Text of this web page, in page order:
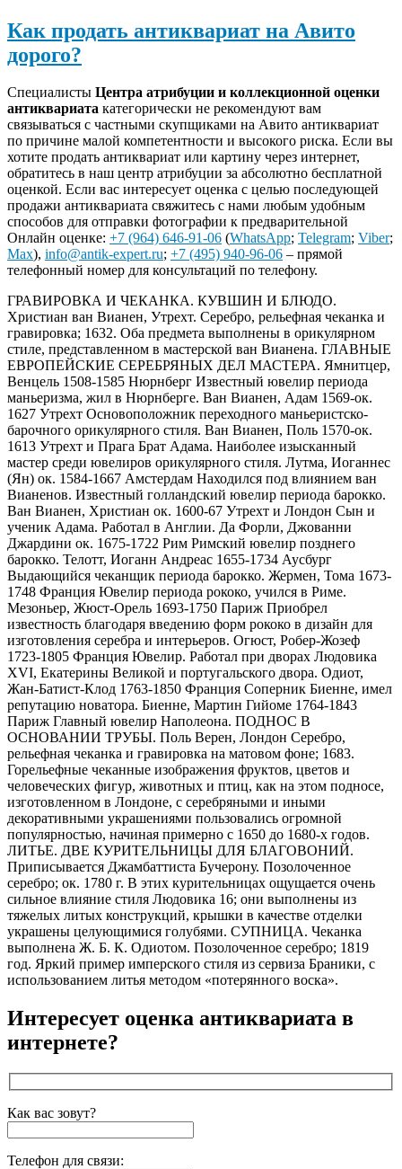
Как продать антиквариат на Авито
дорого?
Специалисты Центра атрибуции и коллекционной оценки
антиквариата категорически не рекомендуют вам
связываться с частными скупщиками на Авито антиквариат
по причине малой компетентности и высокого риска. Если вы
хотите продать антиквариат или картину через интернет,
обратитесь в наш центр атрибуции за абсолютно бесплатной
оценкой. Если вас интересует оценка с целью последующей
продажи антиквариата свяжитесь с нами любым удобным
способов для отправки фотографии к предварительной
Онлайн оценке: +7 (964) 646-91-06 (WhatsApp; Telegram; Viber;
Max), info@antik-expert.ru; +7 (495) 940-96-06 – прямой
телефонный номер для консультаций по телефону.
ГРАВИРОВКА И ЧЕКАНКА. КУВШИН И БЛЮДО.
Христиан ван Вианен, Утрехт. Серебро, рельефная чеканка и
гравировка; 1632. Оба предмета выполнены в орикулярном
стиле, представленном в мастерской ван Вианена. ГЛАВНЫЕ
ЕВРОПЕЙСКИЕ СЕРЕБРЯНЫХ ДЕЛ МАСТЕРА. Ямнитцер,
Венцель 1508-1585 Нюрнберг Известный ювелир периода
маньеризма, жил в Нюрнберге. Ван Вианен, Адам 1569-ок.
1627 Утрехт Основоположник переходного маньеристско-
барочного орикулярного стиля. Ван Вианен, Поль 1570-ок.
1613 Утрехт и Прага Брат Адама. Наиболее изысканный
мастер среди ювелиров орикулярного стиля. Лутма, Иоганнес
(Ян) ок. 1584-1667 Амстердам Находился под влиянием ван
Вианенов. Известный голландский ювелир периода барокко.
Ван Вианен, Христиан ок. 1600-67 Утрехт и Лондон Сын и
ученик Адама. Работал в Англии. Да Форли, Джованни
Джардини ок. 1675-1722 Рим Римский ювелир позднего
барокко. Телотт, Иоганн Андреас 1655-1734 Аусбург
Выдающийся чеканщик периода барокко. Жермен, Тома 1673-
1748 Франция Ювелир периода рококо, учился в Риме.
Мезоньер, Жюст-Орель 1693-1750 Париж Приобрел
известность благодаря введению форм рококо в дизайн для
изготовления серебра и интерьеров. Огюст, Робер-Жозеф
1723-1805 Франция Ювелир. Работал при дворах Людовика
XVI, Екатерины Великой и португальского двора. Одиот,
Жан-Батист-Клод 1763-1850 Франция Соперник Биенне, имел
репутацию новатора. Биенне, Мартин Гийоме 1764-1843
Париж Главный ювелир Наполеона. ПОДНОС В
ОСНОВАНИИ ТРУБЫ. Поль Верен, Лондон Серебро,
рельефная чеканка и гравировка на матовом фоне; 1683.
Горельефные чеканные изображения фруктов, цветов и
человеческих фигур, животных и птиц, как на этом подносе,
изготовленном в Лондоне, с серебряными и иными
декоративными украшениями пользовались огромной
популярностью, начиная примерно с 1650 до 1680-х годов.
ЛИТЬЕ. ДВЕ КУРИТЕЛЬНИЦЫ ДЛЯ БЛАГОВОНИЙ.
Приписывается Джамбаттиста Бучерону. Позолоченное
серебро; ок. 1780 г. В этих курительницах ощущается очень
сильное влияние стиля Людовика 16; они выполнены из
тяжелых литых конструкций, крышки в качестве отделки
украшены целующимися голубями. СУПНИЦА. Чеканка
выполнена Ж. Б. К. Одиотом. Позолоченное серебро; 1819
год. Яркий пример имперского стиля из сервиза Браники, с
использованием литья методом «потерянного воска».
Интересует оценка антиквариата в
интернете?
Как вас зовут?
Телефон для связи: